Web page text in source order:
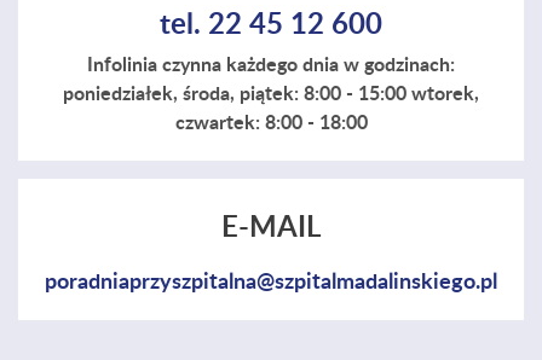
tel. 22 45 12 600
Infolinia czynna każdego dnia w godzinach:
poniedziałek, środa, piątek: 8:00 - 15:00 wtorek,
czwartek: 8:00 - 18:00
E-MAIL
poradniaprzyszpitalna@szpitalmadalinskiego.pl